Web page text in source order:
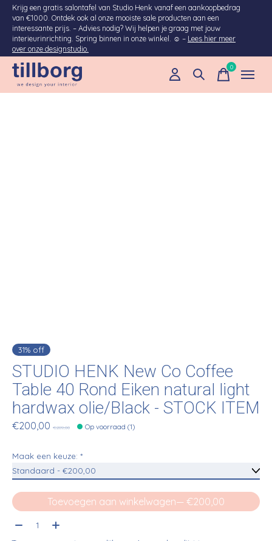
Krijg een gratis salontafel van Studio Henk vanaf een aankoopbedrag
van €1000. Ontdek ook al onze mooiste sale producten aan een
interessante prijs. – Advies nodig? Wij helpen je graag met jouw
interieurinrichting. Spring binnen in onze winkel. ☺ – Lees hier meer
over onze designstudio.
0items
31% off
STUDIO HENK New Co Coffee
Table 40 Rond Eiken natural light
hardwax olie/Black - STOCK ITEM
€200,00 €289,00 Op voorraad (1)
Maak een keuze: *
Toevoegen aan winkelwagen
— €200,00
Aantal: